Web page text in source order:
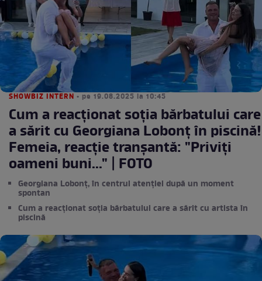
SHOWBIZ INTERN • pe 19.08.2025 la 10:45
Cum a reacționat soția bărbatului care
a sărit cu Georgiana Lobonț în piscină!
Femeia, reacție tranșantă: "Priviți
oameni buni..." | FOTO
Georgiana Lobonț, în centrul atenției după un moment
spontan
Cum a reacționat soția bărbatului care a sărit cu artista în
piscină